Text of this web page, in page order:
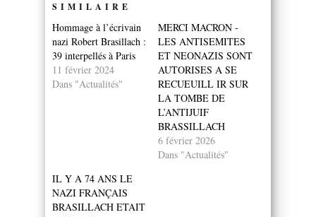
SIMILAIRE
Hommage à l’écrivain
nazi Robert Brasillach :
39 interpellés à Paris
11 février 2024
Dans "Actualités"
MERCI MACRON -
LES ANTISEMITES
ET NEONAZIS SONT
AUTORISES A SE
RECUEUILL IR SUR
LA TOMBE DE
L’ANTIJUIF
BRASSILLACH
6 février 2026
Dans "Actualités"
IL Y A 74 ANS LE
NAZI FRANÇAIS
BRASILLACH ETAIT